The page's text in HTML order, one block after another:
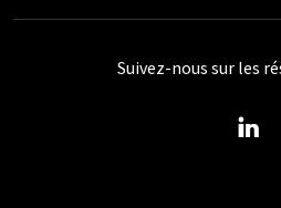
Suivez-nous sur les